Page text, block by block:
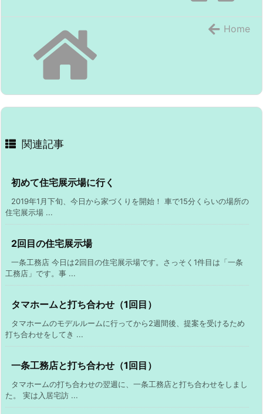
Home
関連記事
初めて住宅展示場に行く
2019年1月下旬、今日から家づくりを開始！ 車で15分くらいの場所の
住宅展示場 ...
2回目の住宅展示場
一条工務店 今日は2回目の住宅展示場です。さっそく1件目は「一条
工務店」です。事 ...
タマホームと打ち合わせ（1回目）
タマホームのモデルルームに行ってから2週間後、提案を受けるため
打ち合わせをしてき ...
一条工務店と打ち合わせ（1回目）
タマホームの打ち合わせの翌週に、一条工務店と打ち合わせをしまし
た。 実は入居宅訪 ...